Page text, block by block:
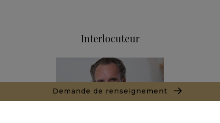
Demande de renseignement
Interlocuteur